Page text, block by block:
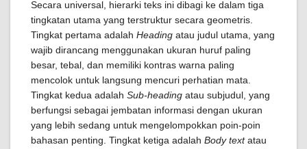
Secara universal, hierarki teks ini dibagi ke dalam tiga
tingkatan utama yang terstruktur secara geometris.
Tingkat pertama adalah Heading atau judul utama, yang
wajib dirancang menggunakan ukuran huruf paling
besar, tebal, dan memiliki kontras warna paling
mencolok untuk langsung mencuri perhatian mata.
Tingkat kedua adalah Sub-heading atau subjudul, yang
berfungsi sebagai jembatan informasi dengan ukuran
yang lebih sedang untuk mengelompokkan poin-poin
bahasan penting. Tingkat ketiga adalah Body textatau